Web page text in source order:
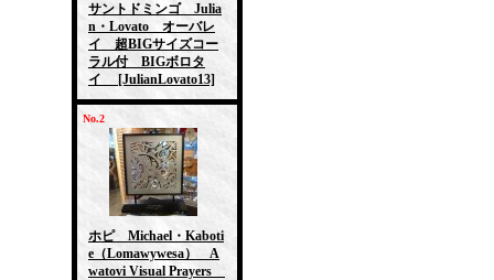
サントドミンゴ Julia
n・Lovato オーバレ
イ 超BIGサイズコー
ラル付 BIGボロタ
イ
[JulianLovato13]
No.2
ホピ Michael・Kaboti
e（Lomawywesa） A
watovi Visual Prayers